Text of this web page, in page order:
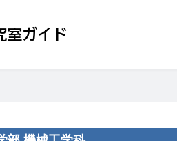
室ガイド